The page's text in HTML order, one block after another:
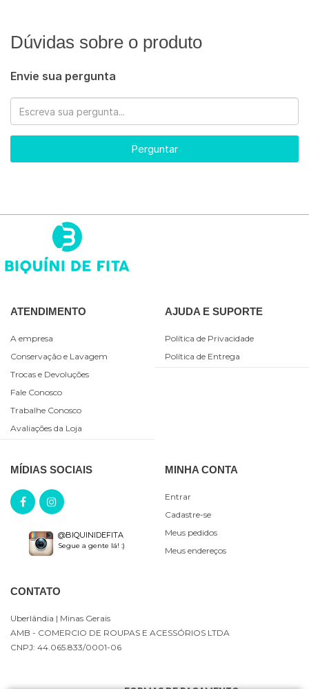
Dúvidas sobre o produto
Envie sua pergunta
Perguntar
ATENDIMENTO
A empresa
Conservação e Lavagem
Trocas e Devoluções
Fale Conosco
Trabalhe Conosco
Avaliações da Loja
AJUDA E SUPORTE
Política de Privacidade
Política de Entrega
MÍDIAS SOCIAIS
@BIQUINIDEFITA
Segue a gente lá! :)
MINHA CONTA
Entrar
Cadastre-se
Meus pedidos
Meus endereços
CONTATO
Uberlândia | Minas Gerais
AMB - COMERCIO DE ROUPAS E ACESSÓRIOS LTDA
CNPJ: 44.065.833/0001-06